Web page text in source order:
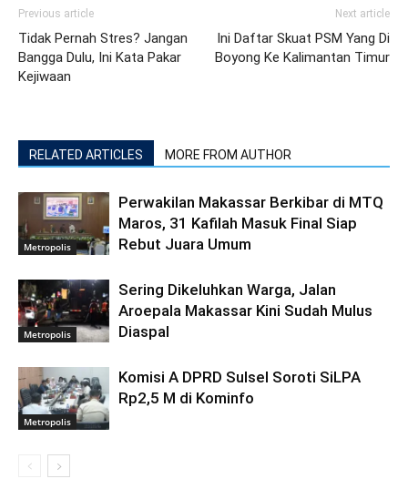
Previous article
Tidak Pernah Stres? Jangan
Bangga Dulu, Ini Kata Pakar
Kejiwaan
Next article
Ini Daftar Skuat PSM Yang Di
Boyong Ke Kalimantan Timur
RELATED ARTICLES MORE FROM AUTHOR
Metropolis
Perwakilan Makassar Berkibar di MTQ
Maros, 31 Kafilah Masuk Final Siap
Rebut Juara Umum
Metropolis
Sering Dikeluhkan Warga, Jalan
Aroepala Makassar Kini Sudah Mulus
Diaspal
Metropolis
Komisi A DPRD Sulsel Soroti SiLPA
Rp2,5 M di Kominfo